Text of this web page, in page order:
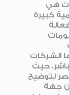
هي
كبيرة
الشركات
حيث
لتوضيح
من جهة